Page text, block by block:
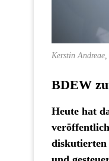
Kerstin
BDEW
Heute hat
diskutierten